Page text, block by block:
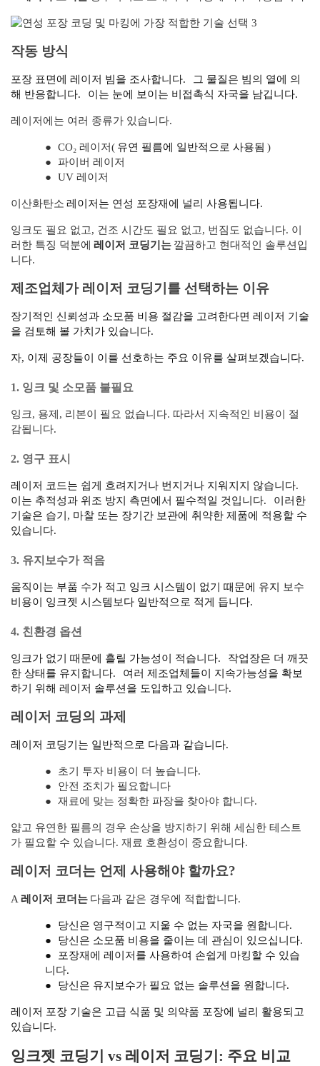
작동 방식
포장 표면에 레이저 빔을 조사합니다.
그 물질은 빔의 열에 의
해 반응합니다.
이는 눈에 보이는 비접촉식 자국을 남깁니다.
레이저에는 여러 종류가 있습니다.
● CO₂ 레이저( 유연 필름에 일반적으로 사용됨 )
●
파이버 레이저
●
UV 레이저
이산화탄소 레이저는 연성 포장재에 널리 사용됩니다.
잉크도 필요 없고, 건조 시간도 필요 없고, 번짐도 없습니다. 이
러한 특징 덕분에 레이저 코딩기는 깔끔하고 현대적인 솔루션입
니다.
제조업체가 레이저 코딩기를 선택하는 이유
장기적인 신뢰성과 소모품 비용 절감을 고려한다면 레이저 기술
을 검토해 볼 가치가 있습니다.
자, 이제 공장들이 이를 선호하는 주요 이유를 살펴보겠습니다.
1. 잉크 및 소모품 불필요
잉크, 용제, 리본이 필요 없습니다. 따라서 지속적인 비용이 절
감됩니다.
2. 영구 표시
레이저 코드는 쉽게 흐려지거나 번지거나 지워지지 않습니다.
이는 추적성과 위조 방지 측면에서 필수적일 것입니다.
이러한
기술은 습기, 마찰 또는 장기간 보관에 취약한 제품에 적용할 수
있습니다.
3. 유지보수가 적음
움직이는 부품 수가 적고 잉크 시스템이 없기 때문에 유지 보수
비용이 잉크젯 시스템보다 일반적으로 적게 듭니다.
4. 친환경 옵션
잉크가 없기 때문에 흘릴 가능성이 적습니다.
작업장은 더 깨끗
한 상태를 유지합니다.
여러 제조업체들이 지속가능성을 확보
하기 위해 레이저 솔루션을 도입하고 있습니다.
레이저 코딩의 과제
레이저 코딩기는 일반적으로 다음과 같습니다.
●
초기 투자 비용이 더 높습니다.
●
안전 조치가 필요합니다
●
재료에 맞는 정확한 파장을 찾아야 합니다.
얇고 유연한 필름의 경우 손상을 방지하기 위해 세심한 테스트
가 필요할 수 있습니다. 재료 호환성이 중요합니다.
레이저 코더는 언제 사용해야 할까요?
A레이저 코더는 다음과 같은 경우에 적합합니다.
●
당신은 영구적이고 지울 수 없는 자국을 원합니다.
●
당신은 소모품 비용을 줄이는 데 관심이 있으십니다.
●
포장재에 레이저를 사용하여 손쉽게 마킹할 수 있습
니다.
●
당신은 유지보수가 필요 없는 솔루션을 원합니다.
레이저 포장 기술은 고급 식품 및 의약품 포장에 널리 활용되고
있습니다.
잉크젯 코딩기 vs 레이저 코딩기: 주요 비교